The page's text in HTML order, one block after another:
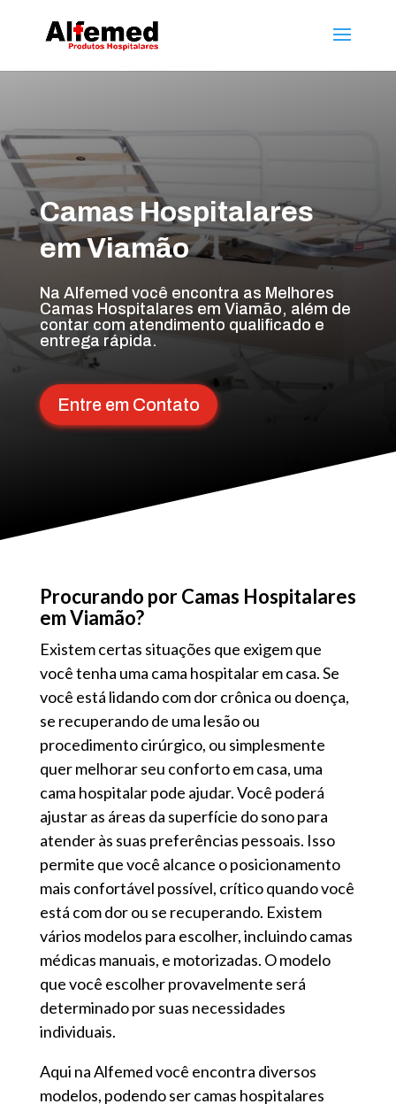
Camas Hospitalares
em Viamão
Na Alfemed você encontra as Melhores
Camas Hospitalares em Viamão, além de
contar com atendimento qualificado e
entrega rápida.
Entre em Contato
Procurando por Camas Hospitalares
em Viamão?
Existem certas situações que exigem que
você tenha uma cama hospitalar em casa. Se
você está lidando com dor crônica ou doença,
se recuperando de uma lesão ou
procedimento cirúrgico, ou simplesmente
quer melhorar seu conforto em casa, uma
cama hospitalar pode ajudar. Você poderá
ajustar as áreas da superfície do sono para
atender às suas preferências pessoais. Isso
permite que você alcance o posicionamento
mais confortável possível, crítico quando você
está com dor ou se recuperando. Existem
vários modelos para escolher, incluindo camas
médicas manuais, e motorizadas. O modelo
que você escolher provavelmente será
determinado por suas necessidades
individuais.
Aqui na Alfemed você encontra diversos
modelos, podendo ser camas hospitalares